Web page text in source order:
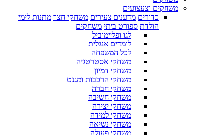
משחקים וצעצועים
כדורים מדענים צעירים משחקי חצר מתנות לימי
הולדת ספורט ביתי משחקים
לגו ופליימוביל
לומדים אנגלית
לכל המשפחה
משחקי אסטרטגיה
משחקי דמיון
משחקי הרכבות ומגנט
משחקי חברה
משחקי חשיבה
משחקי יצירה
משחקי למידה
משחקי נשיאה
משחקי פעולה